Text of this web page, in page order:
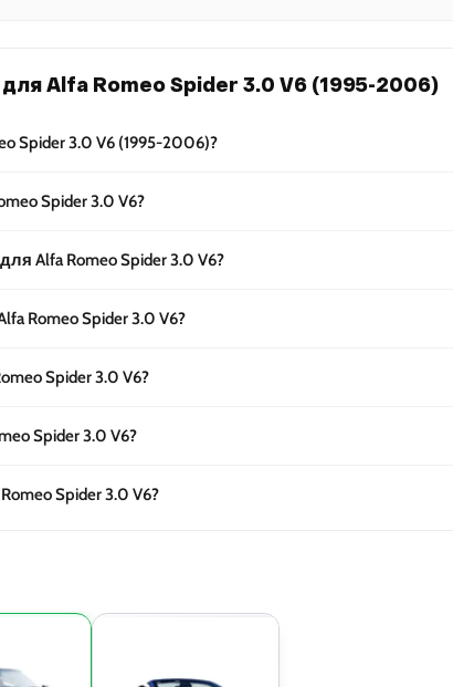
Alfa Romeo Spider 3.0 V6 (1995-2006)
Spider 3.0 V6 (1995-2006)?
Spider 3.0 V6?
Alfa Romeo Spider 3.0 V6?
Romeo Spider 3.0 V6?
Spider 3.0 V6?
Spider 3.0 V6?
Spider 3.0 V6?